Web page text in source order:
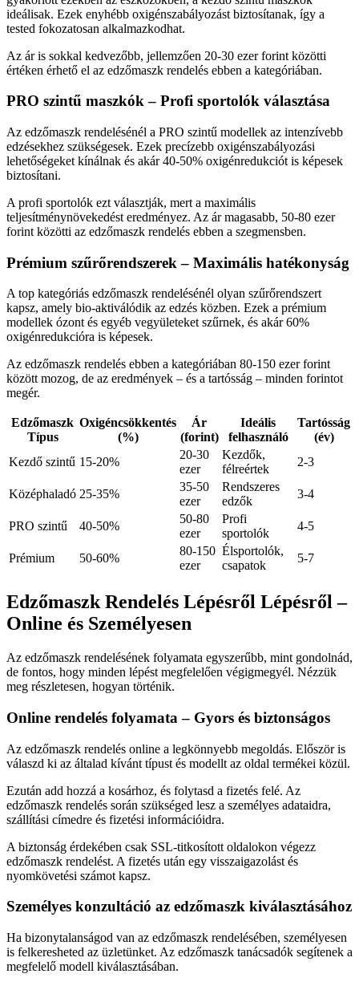
ideálisak. Ezek enyhébb oxigénszabályozást biztosítanak, így a
tested fokozatosan alkalmazkodhat.
Az ár is sokkal kedvezőbb, jellemzően 20-30 ezer forint közötti
értéken érhető el az edzőmaszk rendelés ebben a kategóriában.
PRO szintű maszkók – Profi sportolók választása
Az edzőmaszk rendelésénél a PRO szintű modellek az intenzívebb
edzésekhez szükségesek. Ezek precízebb oxigénszabályozási
lehetőségeket kínálnak és akár 40-50% oxigénredukciót is képesek
biztosítani.
A profi sportolók ezt választják, mert a maximális
teljesítménynövekedést eredményez. Az ár magasabb, 50-80 ezer
forint közötti az edzőmaszk rendelés ebben a szegmensben.
Prémium szűrőrendszerek – Maximális hatékonyság
A top kategóriás edzőmaszk rendelésénél olyan szűrőrendszert
kapsz, amely bio-aktiválódik az edzés közben. Ezek a prémium
modellek ózont és egyéb vegyületeket szűrnek, és akár 60%
oxigénredukcióra is képesek.
Az edzőmaszk rendelés ebben a kategóriában 80-150 ezer forint
között mozog, de az eredmények – és a tartósság – minden forintot
megér.
Edzőmaszk
Típus
Oxigéncsökkentés
(%)
Ár
(forint)
Ideális
felhasználó
Tartósság
(év)
Kezdő szintű 15-20%
20-30
ezer
Kezdők,
félreértek
2-3
Középhaladó 25-35%
35-50
ezer
Rendszeres
edzők
3-4
PRO szintű 40-50%
50-80
ezer
Profi
sportolók
4-5
Prémium 50-60%
80-150
ezer
Élsportolók,
csapatok
5-7
Edzőmaszk Rendelés Lépésről Lépésről –
Online és Személyesen
Az edzőmaszk rendelésének folyamata egyszerűbb, mint gondolnád,
de fontos, hogy minden lépést megfelelően végigmegyél. Nézzük
meg részletesen, hogyan történik.
Online rendelés folyamata – Gyors és biztonságos
Az edzőmaszk rendelés online a legkönnyebb megoldás. Először is
válaszd ki az általad kívánt típust és modellt az oldal termékei közül.
Ezután add hozzá a kosárhoz, és folytasd a fizetés felé. Az
edzőmaszk rendelés során szükséged lesz a személyes adataidra,
szállítási címedre és fizetési információidra.
A biztonság érdekében csak SSL-titkosított oldalokon végezz
edzőmaszk rendelést. A fizetés után egy visszaigazolást és
nyomkövetési számot kapsz.
Személyes konzultáció az edzőmaszk kiválasztásához
Ha bizonytalanságod van az edzőmaszk rendelésében, személyesen
is felkeresheted az üzletünket. Az edzőmaszk tanácsadók segítenek a
megfelelő modell kiválasztásában.